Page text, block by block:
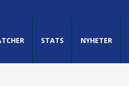
STATS NYHETER